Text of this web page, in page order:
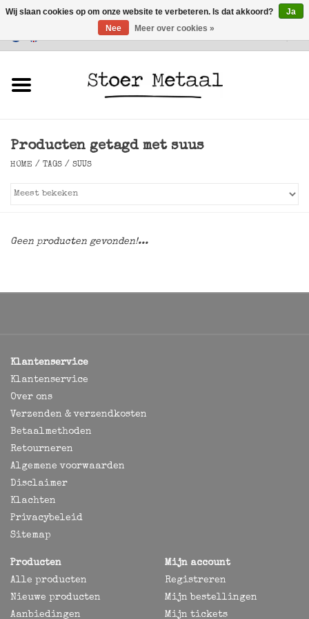
Klantenservice
Verlichting
Producten getagd met suus
HOME / TAGS / SUUS
Geen producten gevonden!...
Klantenservice
Klantenservice
Over ons
Verzenden & verzendkosten
Betaalmethoden
Retourneren
Algemene voorwaarden
Disclaimer
Klachten
Privacybeleid
Sitemap
Producten
Alle producten
Nieuwe producten
Aanbiedingen
Mijn account
Registreren
Mijn bestellingen
Mijn tickets
Wij slaan cookies op om onze website te verbeteren. Is dat akkoord?
Ja
Nee
Meer over cookies »